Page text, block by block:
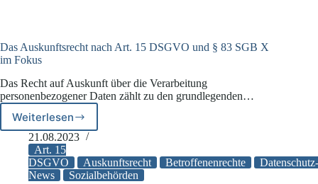
Aktuelle
Urteile
Das Auskunftsrecht nach Art. 15 DSGVO und § 83 SGB X
im Fokus
Das Recht auf Auskunft über die Verarbeitung
personenbezogener Daten zählt zu den grundlegenden…
Weiterlesen
Das
Auskunftsrecht
nach
Art.
15
21.08.2023
Art. 15
DSGVO
Auskunftsrecht Betroffenenrechte
Datenschutz-
News
Sozialbehörden